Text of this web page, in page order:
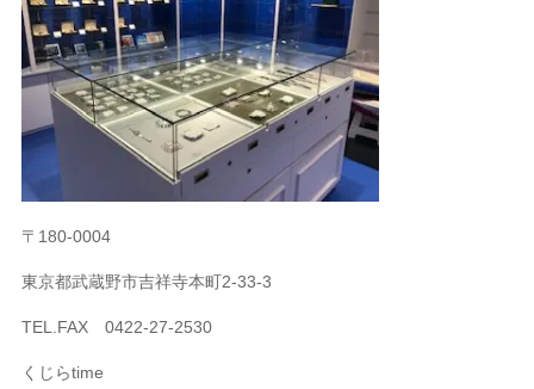
〒180-0004
東京都武蔵野市吉祥寺本町2-33-3
TEL.FAX 0422-27-2530
くじらtime